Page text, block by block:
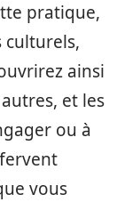
pratique,
culturels,
ainsi
et les
ou à
vous